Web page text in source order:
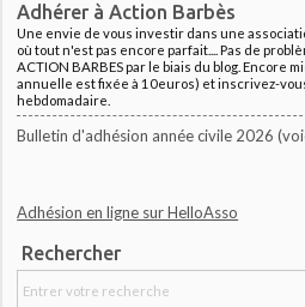
Adhérer à Action Barbès
Une envie de vous investir dans une
où tout n'est pas encore parfait.... Pas de
ACTION BARBES par le biais du blog. Encore
annuelle est fixée à 10euros) et inscrivez-
hebdomadaire.
Bulletin d'adhésion année civile 2026
Adhésion en ligne sur HelloAsso
Rechercher